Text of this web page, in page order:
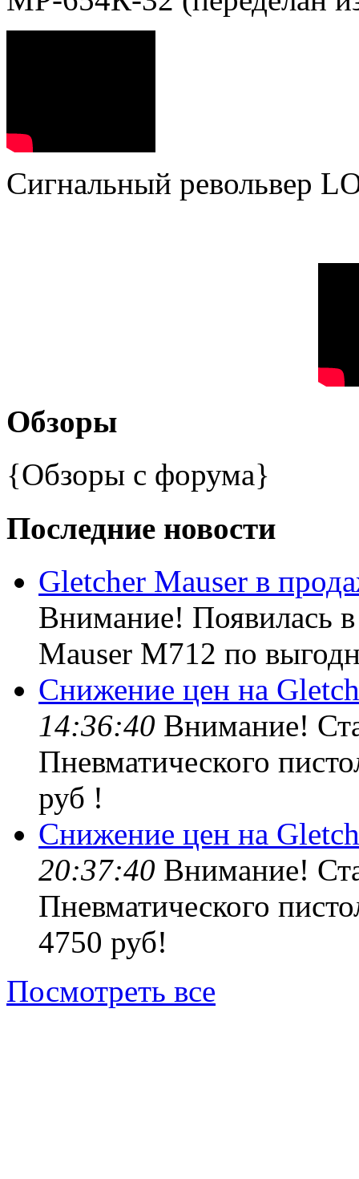
Сигнальный револьвер
Обзоры
{Обзоры с форума}
Последние новости
Gletcher Mauser в
Внимание! Появилась
Mauser M712 по
Снижение цен на
14:36:40 Внимание!
Пневматического
руб !
Снижение цен на
20:37:40 Внимание!
Пневматического
4750 руб!
Посмотреть все